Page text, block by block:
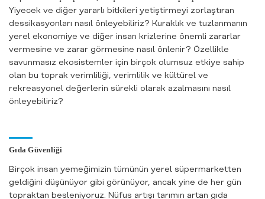
Yiyecek ve diğer yararlı bitkileri yetiştirmeyi zorlaştıran
dessikasyonları nasıl önleyebiliriz? Kuraklık ve tuzlanmanın
yerel ekonomiye ve diğer insan krizlerine önemli zararlar
vermesine ve zarar görmesine nasıl önlenir? Özellikle
savunmasız ekosistemler için birçok olumsuz etkiye sahip
olan bu toprak verimliliği, verimlilik ve kültürel ve
rekreasyonel değerlerin sürekli olarak azalmasını nasıl
önleyebiliriz?
Gıda Güvenliği
Birçok insan yemeğimizin tümünün yerel süpermarketten
geldiğini düşünüyor gibi görünüyor, ancak yine de her gün
topraktan besleniyoruz. Nüfus artışı tarımın artan gıda